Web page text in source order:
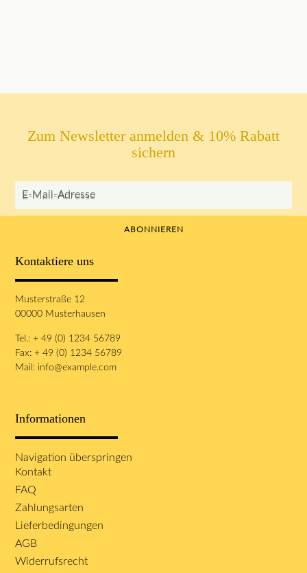
Zum Newsletter anmelden & 10% Rabatt
sichern
E-Mail-Adresse
ABONNIEREN
Kontaktiere uns
Musterstraße 12
00000 Musterhausen
Tel.: + 49 (0) 1234 56789
Fax: + 49 (0) 1234 56789
Mail: info@example.com
Informationen
Navigation überspringen
Kontakt
FAQ
Zahlungsarten
Lieferbedingungen
AGB
Widerrufsrecht